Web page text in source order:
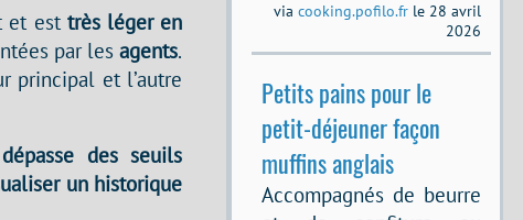
et est très léger en
par les agents.
principal et l’autre
des seuils
un historique
viacooking.pofilo.fr le 28 avril
2026
Petits pains pour le
petit-déjeuner façon
muffins anglais
Accompagnés de beurre